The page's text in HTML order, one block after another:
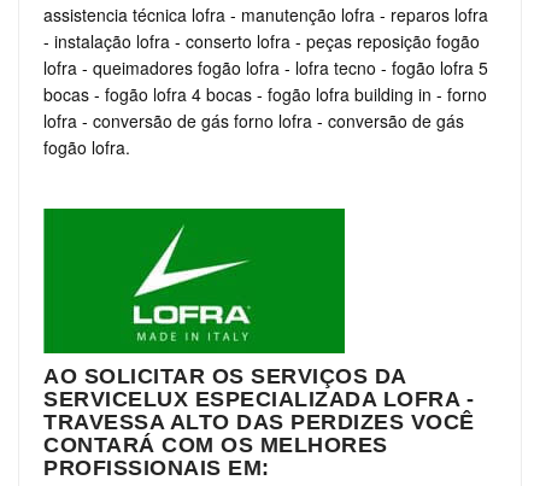
assistencia técnica lofra - manutenção lofra - reparos lofra
- instalação lofra - conserto lofra - peças reposição fogão
lofra - queimadores fogão lofra - lofra tecno - fogão lofra 5
bocas - fogão lofra 4 bocas - fogão lofra building in - forno
lofra - conversão de gás forno lofra - conversão de gás
fogão lofra.
AO SOLICITAR OS SERVIÇOS DA
SERVICELUX ESPECIALIZADA LOFRA -
TRAVESSA ALTO DAS PERDIZES VOCÊ
CONTARÁ COM OS MELHORES
PROFISSIONAIS EM: